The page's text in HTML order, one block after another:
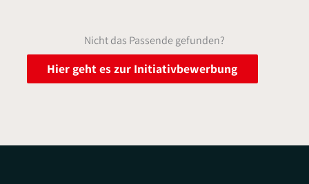
Nicht das Passende gefunden?
Hier geht es zur Initiativbewerbung